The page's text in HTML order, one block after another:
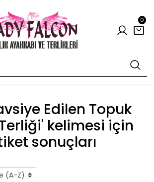
0
Edilen Topuk
kelimesi için
sonuçları